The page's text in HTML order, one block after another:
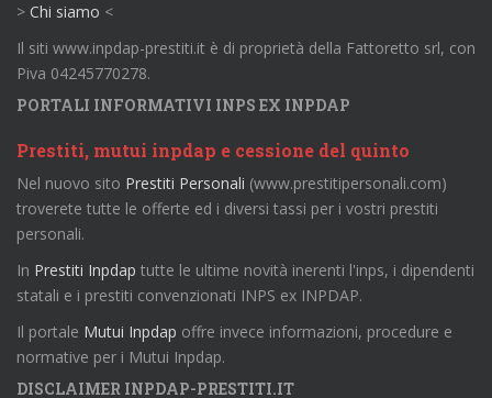
> Chi siamo <
Il siti www.inpdap-prestiti.it è di proprietà della Fattoretto srl, con
Piva 04245770278.
PORTALI INFORMATIVI INPS EX INPDAP
Prestiti, mutui inpdap e cessione del quinto
Nel nuovo sito Prestiti Personali (www.prestitipersonali.com)
troverete tutte le offerte ed i diversi tassi per i vostri prestiti
personali.
In Prestiti Inpdap tutte le ultime novità inerenti l'inps, i dipendenti
statali e i prestiti convenzionati INPS ex INPDAP.
Il portale Mutui Inpdap offre invece informazioni, procedure e
normative per i Mutui Inpdap.
DISCLAIMER INPDAP-PRESTITI.IT